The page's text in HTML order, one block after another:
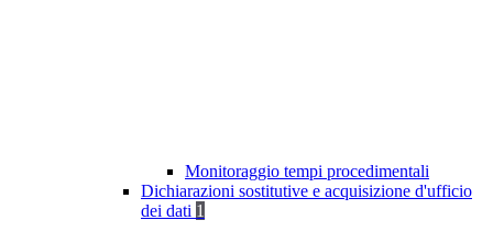
Monitoraggio tempi procedimentali
Dichiarazioni sostitutive e acquisizione d'ufficio
dei dati 1